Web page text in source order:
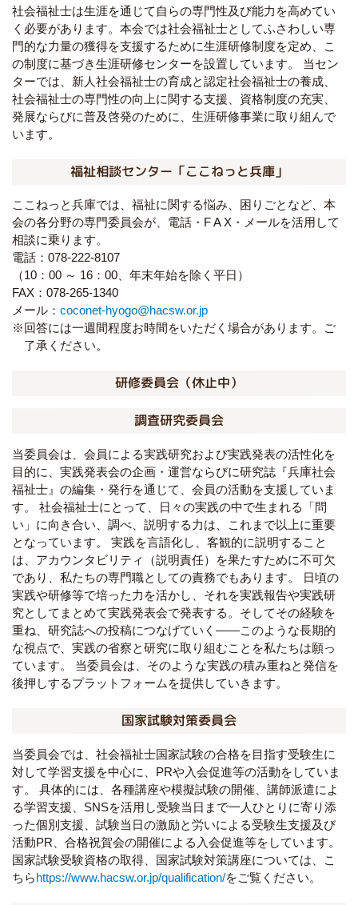
社会福祉士は生涯を通じて自らの専門性及び能力を高めてい
く必要があります。本会では社会福祉士としてふさわしい専
門的な力量の獲得を支援するために生涯研修制度を定め、こ
の制度に基づき生涯研修センターを設置しています。 当セン
ターでは、新人社会福祉士の育成と認定社会福祉士の養成、
社会福祉士の専門性の向上に関する支援、資格制度の充実、
発展ならびに普及啓発のために、生涯研修事業に取り組んで
います。
福祉相談センター「ここねっと兵庫」
ここねっと兵庫では、福祉に関する悩み、困りごとなど、本
会の各分野の専門委員会が、電話・F A X・メールを活用して
相談に乗ります。
電話：078-222-8107
（10：00 ～ 16：00、年末年始を除く平日）
FAX：078-265-1340
メール： coconet-hyogo@hacsw.or.jp
※回答には一週間程度お時間をいただく場合があります。ご
了承ください。
研修委員会（休止中）
調査研究委員会
当委員会は、会員による実践研究および実践発表の活性化を
目的に、実践発表会の企画・運営ならびに研究誌『兵庫社会
福祉士』の編集・発行を通じて、会員の活動を支援していま
す。 社会福祉士にとって、日々の実践の中で生まれる「問
い」に向き合い、調べ、説明する力は、これまで以上に重要
となっています。 実践を言語化し、客観的に説明すること
は、アカウンタビリティ（説明責任）を果たすために不可欠
であり、私たちの専門職としての責務でもあります。 日頃の
実践や研修等で培った力を活かし、それを実践報告や実践研
究としてまとめて実践発表会で発表する。そしてその経験を
重ね、研究誌への投稿につなげていく——このような長期的
な視点で、実践の省察と研究に取り組むことを私たちは願っ
ています。 当委員会は、そのような実践の積み重ねと発信を
後押しするプラットフォームを提供していきます。
国家試験対策委員会
当委員会では、社会福祉士国家試験の合格を目指す受験生に
対して学習支援を中心に、PRや入会促進等の活動をしていま
す。 具体的には、各種講座や模擬試験の開催、講師派遣によ
る学習支援、SNSを活用し受験当日まで一人ひとりに寄り添
った個別支援、試験当日の激励と労いによる受験生支援及び
活動PR、合格祝賀会の開催による入会促進等をしています。
国家試験受験資格の取得、国家試験対策講座については、こ
ちらhttps://www.hacsw.or.jp/qualification/をご覧ください。